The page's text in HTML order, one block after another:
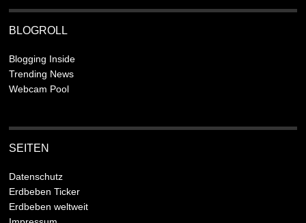
BLOGROLL
Blogging Inside
Trending News
Webcam Pool
SEITEN
Datenschutz
Erdbeben Ticker
Erdbeben weltweit